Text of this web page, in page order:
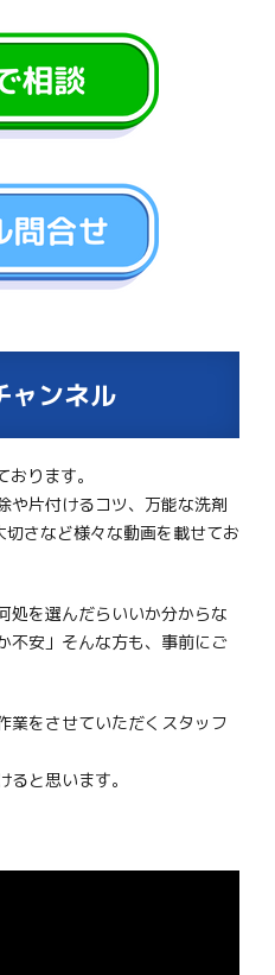
ャンネル
ります。
や片付けるコツ、万能な洗剤
さなど様々な動画を載せてお
処を選んだらいいか分からな
不安」そんな方も、事前にご
業をさせていただくスタッフ
と思います。